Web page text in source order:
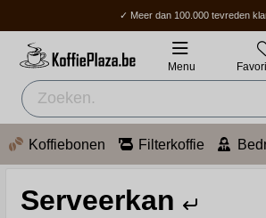
✓ Meer dan 100.000 tevreden
✓ Gratis verzending boven 70
✓ Thuisbezorging / Afhaalpunt: 2-5
Menu
Koffiebonen Filterkoffie
Serveerkan